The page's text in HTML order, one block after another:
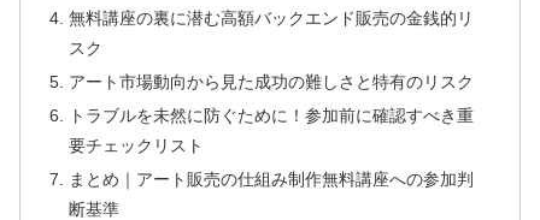
無料講座の裏に潜む高額バックエンド販売の金銭的リ
スク
アート市場動向から見た成功の難しさと特有のリスク
トラブルを未然に防ぐために！参加前に確認すべき重
要チェックリスト
まとめ｜アート販売の仕組み制作無料講座への参加判
断基準